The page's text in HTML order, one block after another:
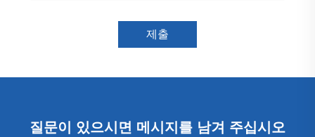
제출
질문이 있으시면 메시지를 남겨 주십시오